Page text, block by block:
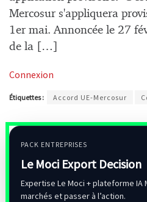
Mercosur s'appliquera
1er mai. Annoncée le 27
de la […]
Connexion
Étiquettes : Accord UE-Mercosur
PACK ENTREPRISES
Le Moci Export Decision
Expertise Le Moci + plateforme
marchés et passer à l’action.